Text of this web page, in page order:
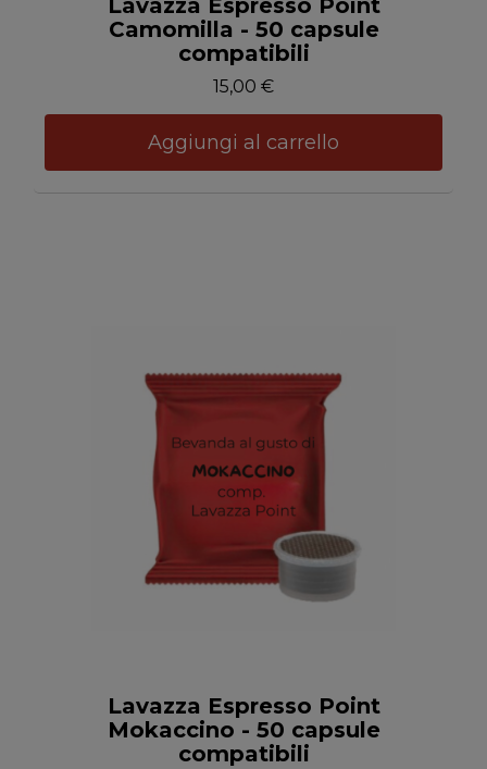
Lavazza Espresso Point
Camomilla - 50 capsule
compatibili
15,00 €
Aggiungi al carrello
Anteprima
Lavazza Espresso Point
Mokaccino - 50 capsule
compatibili